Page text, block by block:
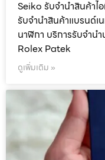
Seiko รับจำนำสินค้าไ
รับจำนำสินค้าแบรนด์เ
นาฬิกา บริการรับจำน
Rolex Patek
ดูเพิ่มเติม »